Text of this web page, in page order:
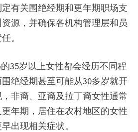
有关围绝经期和更年期职场支
源，并确保各机构管理层和员
。
35岁以上女性都会经历不同程
绝经期甚至可能从30多岁就开
非裔、亚裔及拉丁裔女性通常
年期，居住在农村地区的女性
出现相关症状。